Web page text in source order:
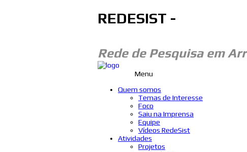
REDESIST -
Rede de Pesquisa em
Menu
Quem somos
Temas de Interesse
Foco
Saiu na Imprensa
Equipe
Vídeos RedeSist
Atividades
Projetos